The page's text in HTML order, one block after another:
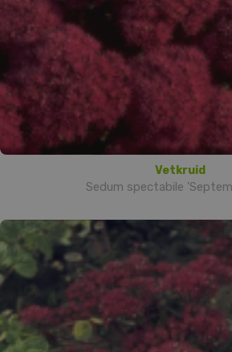
Vetkruid
Sedum spectabile